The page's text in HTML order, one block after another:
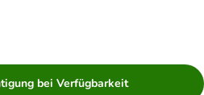
bei Verfügbarkeit